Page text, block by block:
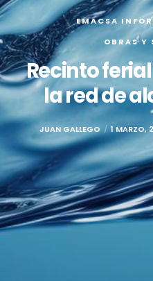
EMACSA
OBRAS Y
Recinto
la red de
JUAN GALLEGO 1 MARZO,